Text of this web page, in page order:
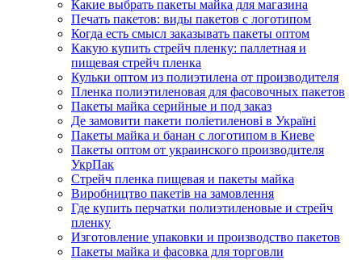
Какие выбрать пакеты майка для магазина
Печать пакетов: виды пакетов с логотипом
Когда есть смысл заказывать пакеты оптом
Какую купить стрейч пленку: паллетная и
пищевая стрейч пленка
Кульки оптом из полиэтилена от производителя
Пленка полиэтиленовая для фасовочных пакетов
Пакеты майка серийные и под заказ
Де замовити пакети поліетиленові в Україні
Пакеты майка и банан с логотипом в Киеве
Пакеты оптом от украинского производителя
УкрПак
Стрейч пленка пищевая и пакеты майка
Виробництво пакетів на замовлення
Где купить перчатки полиэтиленовые и стрейч
пленку
Изготовление упаковки и производство пакетов
Пакеты майка и фасовка для торговли